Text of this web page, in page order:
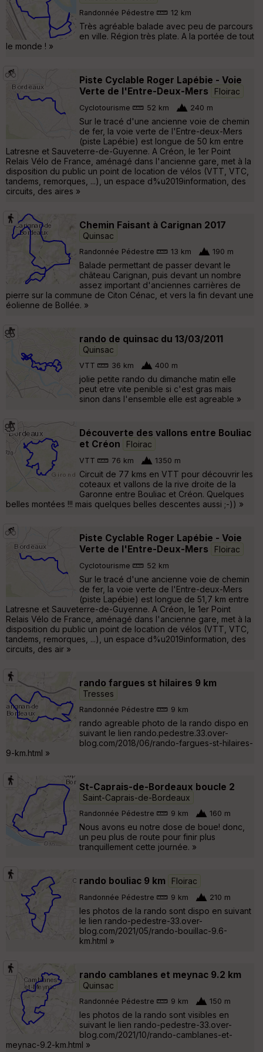
Randonnée Pédestre 12 km
Très agréable balade avec peu de parcours
en ville. Région très plate. A la portée de tout
le monde ! »
Piste Cyclable Roger Lapébie - Voie
Verte de l'Entre-Deux-Mers
Floirac
Cyclotourisme 52 km 240 m
Sur le tracé d'une ancienne voie de chemin
de fer, la voie verte de l'Entre-deux-Mers
(piste Lapébie) est longue de 50 km entre
Latresne et Sauveterre-de-Guyenne. A Créon, le 1er Point
Relais Vélo de France, aménagé dans l'ancienne gare, met à la
disposition du public un point de location de vélos (VTT, VTC,
tandems, remorques, ...), un espace d%u2019information, des
circuits, des aires »
Chemin Faisant à Carignan 2017
Quinsac
Randonnée Pédestre 13 km 190 m
Balade permettant de passer devant le
château Carignan, puis devant un nombre
assez important d'anciennes carrières de
pierre sur la commune de Citon Cénac, et vers la fin devant une
éolienne de Bollée. »
rando de quinsac du 13/03/2011
Quinsac
VTT 36 km 400 m
jolie petite rando du dimanche matin elle
peut etre vite penible si c'est gras mais
sinon dans l'ensemble elle est agreable »
Découverte des vallons entre Bouliac
et Créon
Floirac
VTT 76 km 1350 m
Circuit de 77 kms en VTT pour découvrir les
coteaux et vallons de la rive droite de la
Garonne entre Bouliac et Créon. Quelques
belles montées !!! mais quelques belles descentes aussi ;-)) »
Piste Cyclable Roger Lapébie - Voie
Verte de l'Entre-Deux-Mers
Floirac
Cyclotourisme 52 km
Sur le tracé d'une ancienne voie de chemin
de fer, la voie verte de l'Entre-deux-Mers
(piste Lapébie) est longue de 51,7 km entre
Latresne et Sauveterre-de-Guyenne. A Créon, le 1er Point
Relais Vélo de France, aménagé dans l'ancienne gare, met à la
disposition du public un point de location de vélos (VTT, VTC,
tandems, remorques, ...), un espace d%u2019information, des
circuits, des air »
rando fargues st hilaires 9 km
Tresses
Randonnée Pédestre 9 km
rando agreable photo de la rando dispo en
suivant le lien rando.pedestre.33.over-
blog.com/2018/06/rando-fargues-st-hilaires-
9-km.html »
St-Caprais-de-Bordeaux boucle 2
Saint-Caprais-de-Bordeaux
Randonnée Pédestre 9 km 160 m
Nous avons eu notre dose de boue! donc,
un peu plus de route pour finir plus
tranquillement cette journée. »
rando bouliac 9 km Floirac
Randonnée Pédestre 9 km 210 m
les photos de la rando sont dispo en suivant
le lien rando-pedestre-33.over-
blog.com/2021/05/rando-bouillac-9.6-
km.html »
rando camblanes et meynac 9.2 km
Quinsac
Randonnée Pédestre 9 km 150 m
les photos de la rando sont visibles en
suivant le lien rando-pedestre-33.over-
blog.com/2021/10/rando-camblanes-et-
meynac-9.2-km.html »